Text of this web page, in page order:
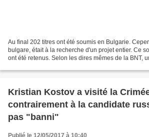
Au final 202 titres ont été soumis en Bulgarie.
bulgare, était à la recherche d'un projet entier. Ce
ont été retenus. Selon les dires mêmes de la BNT,
Kristian Kostov a visité la
contrairement à la candidate
pas "banni"
Publié le 12/05/2017 à 10:40